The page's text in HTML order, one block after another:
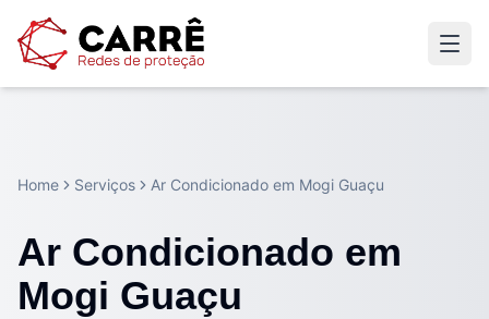
Home Serviços Ar Condicionado em Mogi Guaçu
Ar Condicionado em
Mogi Guaçu